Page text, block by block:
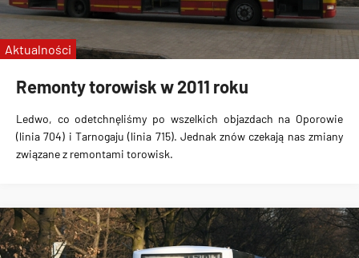
Remonty torowisk w 2011 roku
Ledwo, co odetchnęliśmy po wszelkich objazdach na Oporowie
(linia 704) i Tarnogaju (linia 715). Jednak znów czekają nas zmiany
związane z remontami torowisk.
Aktualności